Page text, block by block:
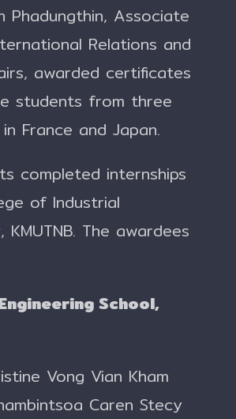
Phadungthin, Associate
Relations and
awarded certificates
students from three
France and Japan.
completed internships
of Industrial
KMUTNB. The awardees
School,
Vong Vian Kham
Caren Stecy